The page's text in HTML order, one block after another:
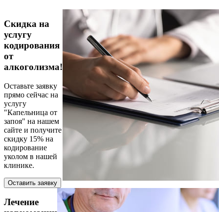
Скидка на
услугу
кодирования
от
алкоголизма!
Оставьте заявку
прямо сейчас на
услугу
"Капельница от
запоя" на нашем
сайте и получите
скидку 15% на
кодирование
уколом в нашей
клинике.
Оставить заявку
Лечение